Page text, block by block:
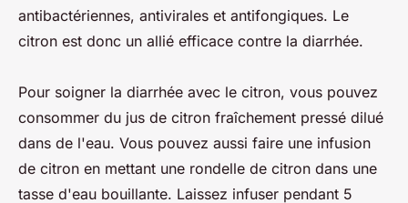
antibactériennes, antivirales et antifongiques. Le
citron est donc un allié efficace contre la diarrhée.
Pour soigner la diarrhée avec le citron, vous pouvez
consommer du jus de citron fraîchement pressé dilué
dans de l'eau. Vous pouvez aussi faire une infusion
de citron en mettant une rondelle de citron dans une
tasse d'eau bouillante. Laissez infuser pendant 5